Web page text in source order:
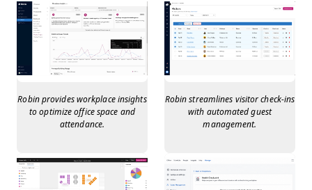
Robin provides workplace insights
to optimize office space and
attendance.
Robin streamlines visitor check-ins
with automated guest
management.